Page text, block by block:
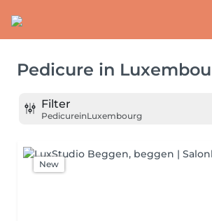
Pedicure in
Filter
PedicureinLuxembourg
New